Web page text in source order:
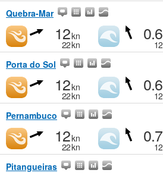
Quebra-Mar
12kn
22kn
0.6
12
Porta do Sol
12kn
22kn
0.6
12
Pernambuco
12kn
22kn
0.7
12
Pitangueiras